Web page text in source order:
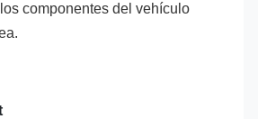
componentes del vehículo